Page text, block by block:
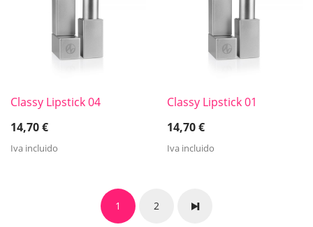
Classy Lipstick 04
14,70€
Iva incluido
Classy Lipstick 01
14,70€
Iva incluido
1 2